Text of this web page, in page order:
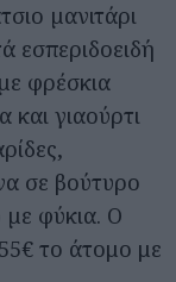
µανιτάρι
φρέσκια
γιαούρτι
σε βούτυρο
µε φύκια. Ο
το άτομο με